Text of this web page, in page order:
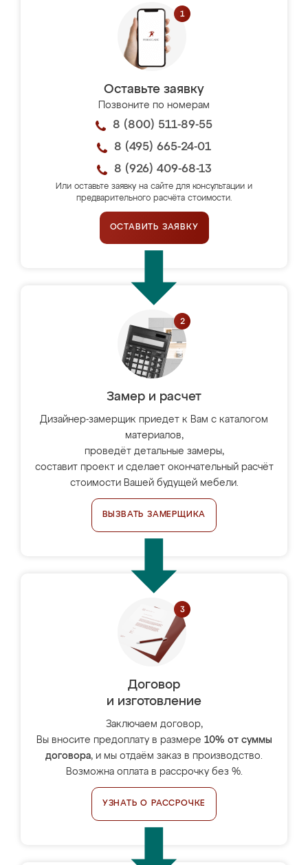
Оставьте заявку
Позвоните по номерам
8 (800) 511-89-55
8 (495) 665-24-01
8 (926) 409-68-13
Или оставьте заявку на сайте для консультации и
предварительного расчёта стоимости.
ОСТАВИТЬ ЗАЯВКУ
Замер и расчет
Дизайнер-замерщик приедет к Вам с каталогом
материалов,
проведёт детальные замеры,
составит проект и сделает окончательный расчёт
стоимости Вашей будущей мебели.
ВЫЗВАТЬ ЗАМЕРЩИКА
Договор
и изготовление
Заключаем договор,
Вы вносите предоплату в размере 10% от суммы
договора, и мы отдаём заказ в производство.
Возможна оплата в рассрочку без %.
УЗНАТЬ О РАССРОЧКЕ